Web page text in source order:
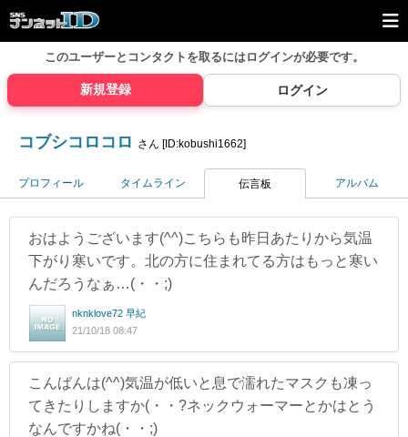
このユーザーとコンタクトを取るにはログインが必要です。
新規登録 ログイン
コブシコロコロ さん [ID:kobushi1662]
プロフィール タイムライン 伝言板 アルバム
おはようございます(^^)こちらも昨日あたりから気温
下がり寒いです。北の方に住まれてる方はもっと寒い
んだろうなぁ…(・・;)
nknklove72 早紀
21/10/18 08:47
こんばんは(^^)気温が低いと息で濡れたマスクも凍っ
てきたりしますか(・・?ネックウォーマーとかはとう
なんですかね(・・;)